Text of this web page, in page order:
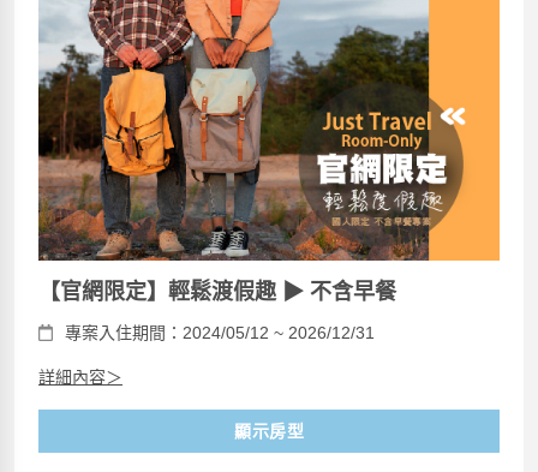
【官網限定】輕鬆渡假趣 ▶ 不含早餐
專案入住期間：2024/05/12 ~ 2026/12/31
詳細內容＞
顯示房型